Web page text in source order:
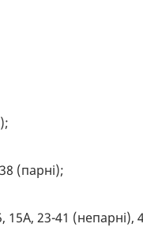
(парні);
15А, 23-41 (непарні),